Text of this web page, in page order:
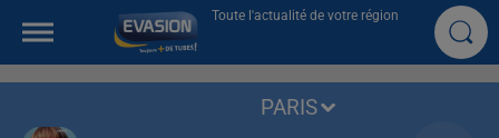
Toute l'actualité de votre région
PARIS